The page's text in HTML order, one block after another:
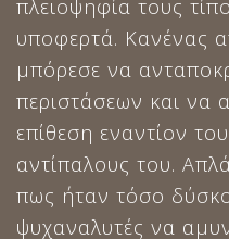
πλειοψηφία τους
υποφερτά. Κανένας
μπόρεσε να
περιστάσεων και να
επίθεση εναντίον
αντίπαλους του.
πως ήταν τόσο
ψυχαναλυτές να